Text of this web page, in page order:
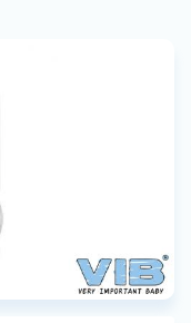
Sie Ihren VIB®-
Händler werden